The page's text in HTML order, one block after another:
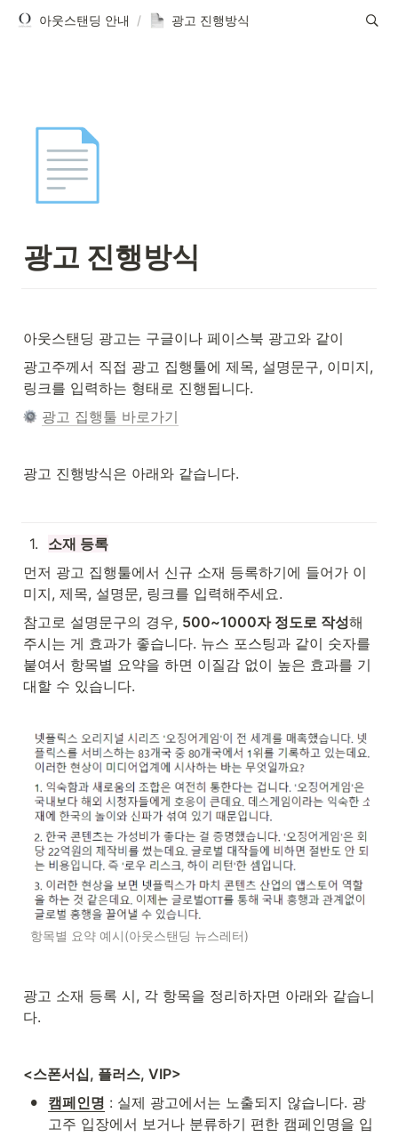
아웃스탠딩 안내 / 광고 진행방식
📄
광고 진행방식
아웃스탠딩 광고는 구글이나 페이스북 광고와 같이
광고주께서 직접 광고 집행툴에 제목, 설명문구, 이미지,
링크를 입력하는 형태로 진행됩니다.
광고 집행툴 바로가기
광고 진행방식은 아래와 같습니다.
1.
소재 등록
먼저 광고 집행툴에서 신규 소재 등록하기에 들어가 이
미지, 제목, 설명문, 링크를 입력해주세요.
참고로 설명문구의 경우, 500~1000자 정도로 작성해
주시는 게 효과가 좋습니다. 뉴스 포스팅과 같이 숫자를
붙여서 항목별 요약을 하면 이질감 없이 높은 효과를 기
대할 수 있습니다.
항목별 요약 예시(아웃스탠딩 뉴스레터)
광고 소재 등록 시, 각 항목을 정리하자면 아래와 같습니
다.
<스폰서십, 플러스, VIP>
• 캠페인명 : 실제 광고에서는 노출되지 않습니다. 광
고주 입장에서 보거나 분류하기 편한 캠페인명을 입